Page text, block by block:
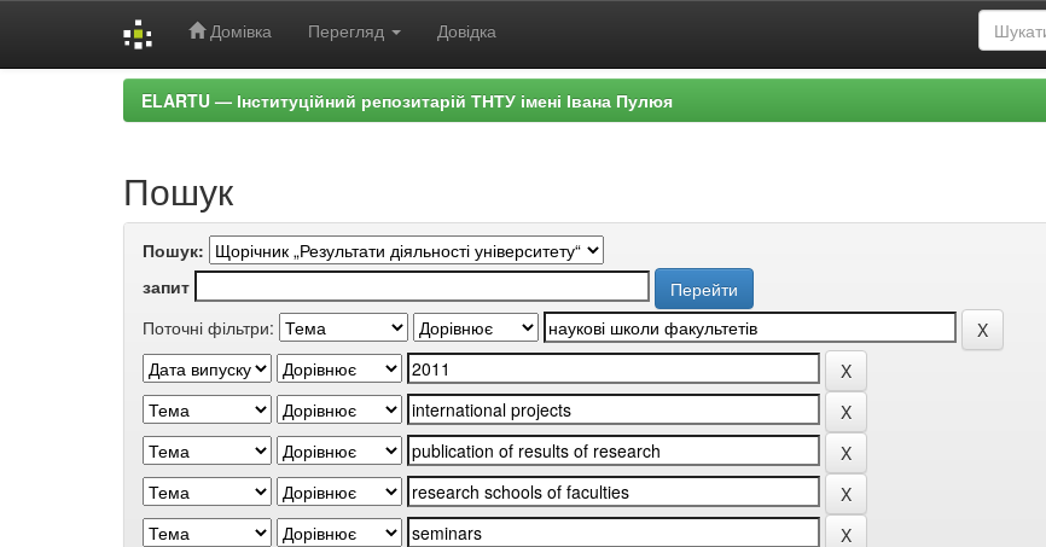
Домівка Перегляд Довідка
ELARTU — Інституційний репозитарій ТНТУ імені Івана Пулюя
Пошук
Пошук:
запит
Поточні фільтри: